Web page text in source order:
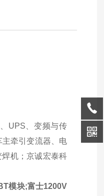
UPS、变频与传
牵引变流器、电
机；京诚宏泰科
模块;富士1200V